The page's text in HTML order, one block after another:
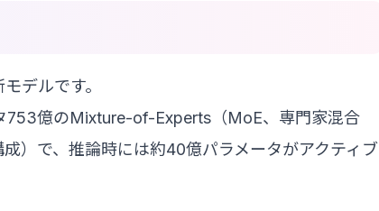
デルです。
753億のMixture-of-Experts（MoE、専門家混合
）で、推論時には約40億パラメータがアクティブ